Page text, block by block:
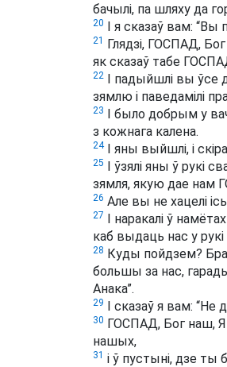
бачылі, па шляху да
20 І я сказаў вам:
21 Глядзі, ГОСПАД,
як сказаў табе
22 І падыйшлі вы ўсе
зямлю і паведамілі
23 І было добрым у
з кожнага калена.
24І яны выйшлі, і
25 І ўзялі яны ў рукі
зямля, якую дае нам
26 Але вы не хацелі
27 І наракалі ў
каб выдаць нас у
28 Куды пойдзем?
большы за нас,
Анака”.
29 І сказаў я вам: “Не
30 ГОСПАД, Бог наш,
нашых,
31 і ў пустыні, дзе ты